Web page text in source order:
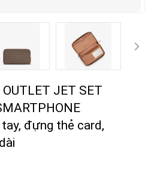
JET SET
đựng thẻ card,